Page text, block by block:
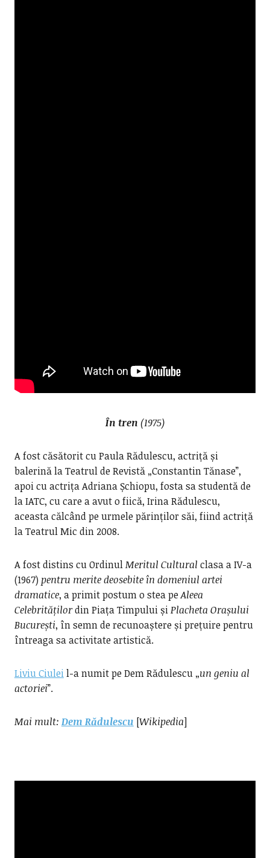
În tren (1975)
A fost căsătorit cu Paula Rădulescu, actriță și
balerină la Teatrul de Revistă „Constantin Tănase”,
apoi cu actrița Adriana Șchiopu, fosta sa studentă de
la IATC, cu care a avut o fiică, Irina Rădulescu,
aceasta călcând pe urmele părinților săi, fiind actriță
la Teatrul Mic din 2008.
A fost distins cu OrdinulMeritul Cultural clasa a IV-a
(1967) pentru merite deosebite în domeniul artei
dramatice, a primit postum o stea peAleea
Celebritățilordin Piața Timpului șiPlacheta Orașului
București, în semn de recunoaștere și prețuire pentru
întreaga sa activitate artistică.
Liviu Ciuleil-a numit pe Dem Rădulescu „un geniu al
actoriei”.
Mai mult: Dem Rădulescu [Wikipedia]